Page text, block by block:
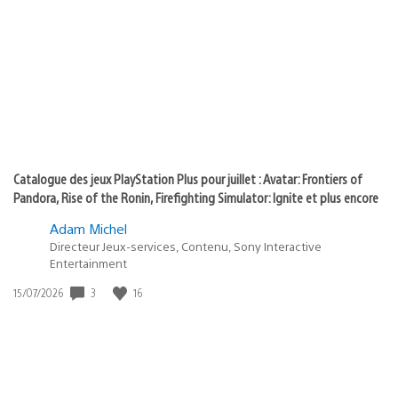
Catalogue des jeux PlayStation Plus pour juillet : Avatar: Frontiers of
Pandora, Rise of the Ronin, Firefighting Simulator: Ignite et plus encore
Adam Michel
Directeur Jeux-services, Contenu, Sony Interactive
Entertainment
Date
15/07/2026 3 16